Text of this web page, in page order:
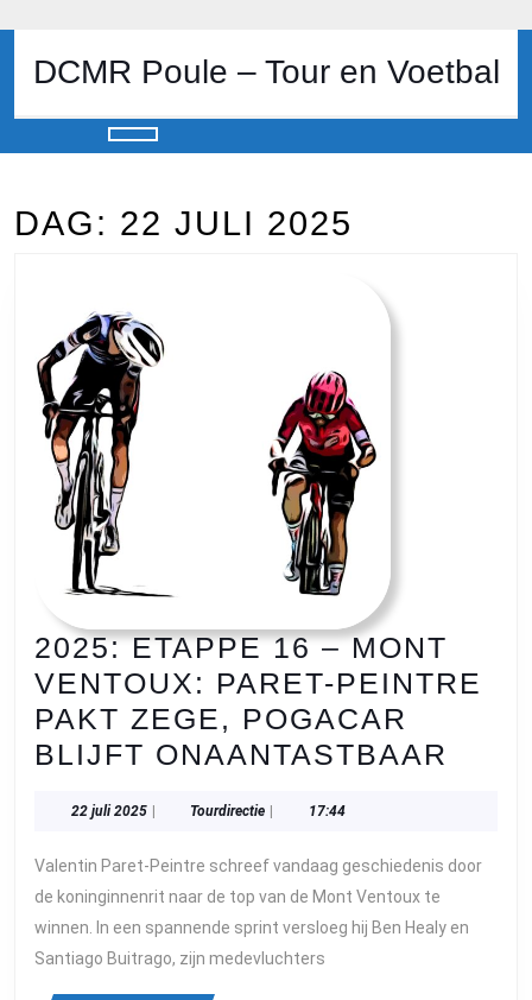
to
contentDCMR Poule – Tour en Voetbal
Button
DAG: 22 JULI 2025
2025: ETAPPE 16 – MONT
VENTOUX: PARET-PEINTRE
PAKT ZEGE, POGACAR
BLIJFT ONAANTASTBAAR
–
22 juli 202522
TourdirectieTourdirectie
17:44
Valentin Paret-Peintre schreef vandaag geschiedenis door
de koninginnenrit naar de top van de Mont Ventoux te
winnen. In een spannende sprint versloeg hij Ben Healy en
Santiago Buitrago, zijn medevluchters